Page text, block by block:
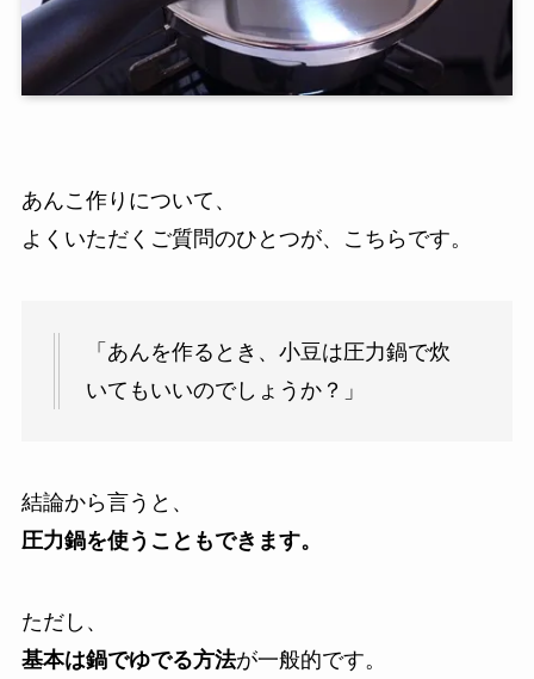
あんこ作りについて、
よくいただくご質問のひとつが、こちらです。
「あんを作るとき、小豆は圧力鍋で炊
いてもいいのでしょうか？」
結論から言うと、
圧力鍋を使うこともできます。
ただし、
基本は鍋でゆでる方法が一般的です。